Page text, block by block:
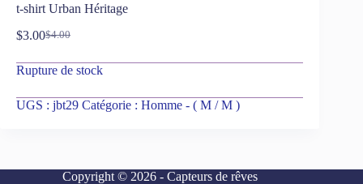
t-shirt Urban Héritage
$4.00
$3.00
Rupture de stock
UGS : jbt29 Catégorie : Homme - ( M / M )
Copyright © 2026 - Capteurs de rêves